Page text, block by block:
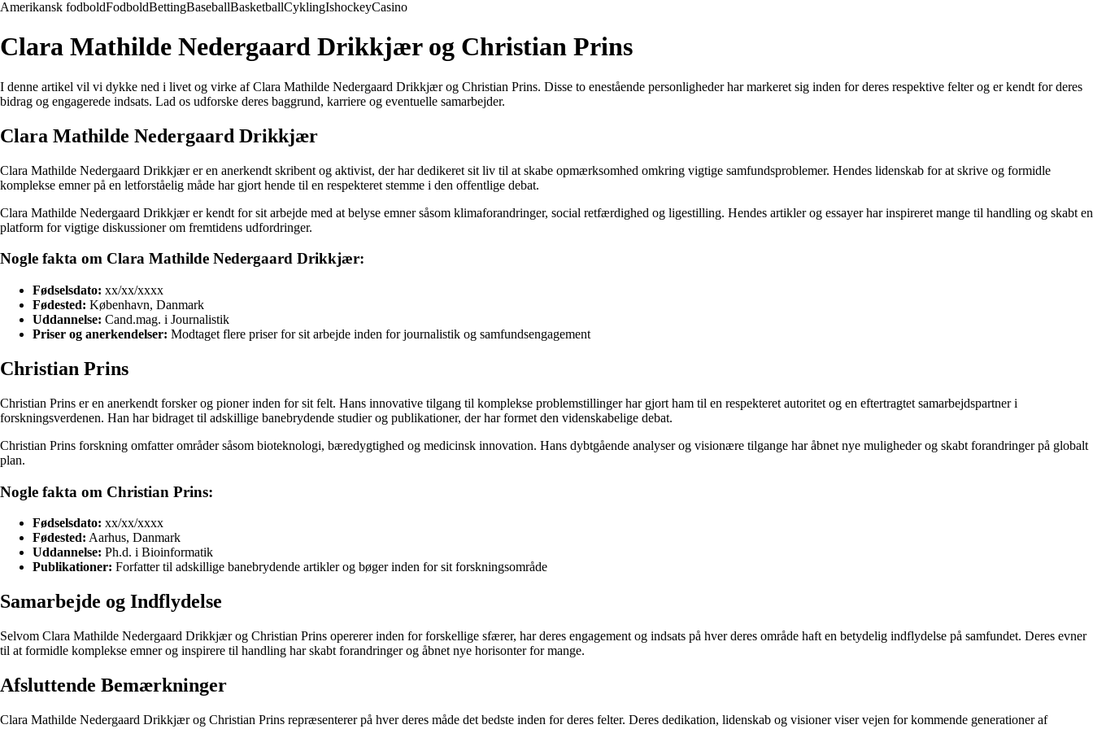
Amerikansk fodboldFodboldBettingBaseballBasketballCyklingIshockeyCasino
Clara Mathilde Nedergaard Drikkjær og Christian Prins
I denne artikel vil vi dykke ned i livet og virke af Clara Mathilde Nedergaard Drikkjær og Christian Prins. Disse to enestående personligheder har markeret sig inden for deres respektive felter og er kendt for deres
bidrag og engagerede indsats. Lad os udforske deres baggrund, karriere og eventuelle samarbejder.
Clara Mathilde Nedergaard Drikkjær
Clara Mathilde Nedergaard Drikkjær er en anerkendt skribent og aktivist, der har dedikeret sit liv til at skabe opmærksomhed omkring vigtige samfundsproblemer. Hendes lidenskab for at skrive og formidle
komplekse emner på en letforståelig måde har gjort hende til en respekteret stemme i den offentlige debat.
Clara Mathilde Nedergaard Drikkjær er kendt for sit arbejde med at belyse emner såsom klimaforandringer, social retfærdighed og ligestilling. Hendes artikler og essayer har inspireret mange til handling og skabt en
platform for vigtige diskussioner om fremtidens udfordringer.
Nogle fakta om Clara Mathilde Nedergaard Drikkjær:
Fødselsdato: xx/xx/xxxx
Fødested: København, Danmark
Uddannelse: Cand.mag. i Journalistik
Priser og anerkendelser: Modtaget flere priser for sit arbejde inden for journalistik og samfundsengagement
Christian Prins
Christian Prins er en anerkendt forsker og pioner inden for sit felt. Hans innovative tilgang til komplekse problemstillinger har gjort ham til en respekteret autoritet og en eftertragtet samarbejdspartner i
forskningsverdenen. Han har bidraget til adskillige banebrydende studier og publikationer, der har formet den videnskabelige debat.
Christian Prins forskning omfatter områder såsom bioteknologi, bæredygtighed og medicinsk innovation. Hans dybtgående analyser og visionære tilgange har åbnet nye muligheder og skabt forandringer på globalt
plan.
Nogle fakta om Christian Prins:
Fødselsdato: xx/xx/xxxx
Fødested: Aarhus, Danmark
Uddannelse: Ph.d. i Bioinformatik
Publikationer: Forfatter til adskillige banebrydende artikler og bøger inden for sit forskningsområde
Samarbejde og Indflydelse
Selvom Clara Mathilde Nedergaard Drikkjær og Christian Prins opererer inden for forskellige sfærer, har deres engagement og indsats på hver deres område haft en betydelig indflydelse på samfundet. Deres evner
til at formidle komplekse emner og inspirere til handling har skabt forandringer og åbnet nye horisonter for mange.
Afsluttende Bemærkninger
Clara Mathilde Nedergaard Drikkjær og Christian Prins repræsenterer på hver deres måde det bedste inden for deres felter. Deres dedikation, lidenskab og visioner viser vejen for kommende generationer af